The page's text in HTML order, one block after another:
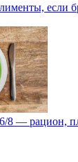
если
8 — рацион,